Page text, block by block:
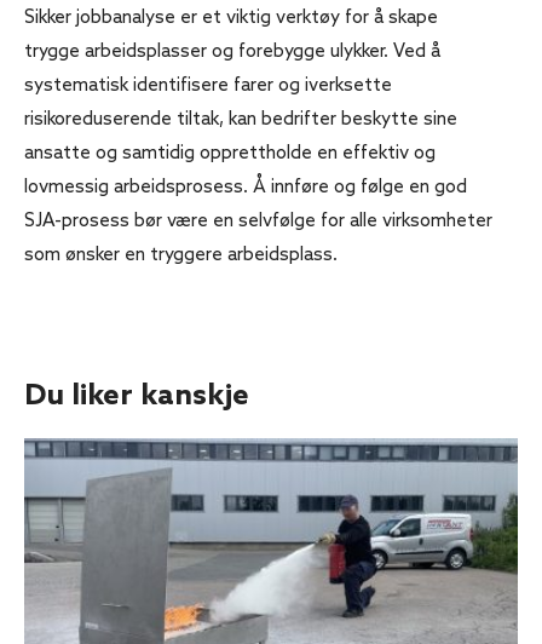
Sikker jobbanalyse er et viktig verktøy for å skape
trygge arbeidsplasser og forebygge ulykker. Ved å
systematisk identifisere farer og iverksette
risikoreduserende tiltak, kan bedrifter beskytte sine
ansatte og samtidig opprettholde en effektiv og
lovmessig arbeidsprosess. Å innføre og følge en god
SJA-prosess bør være en selvfølge for alle virksomheter
som ønsker en tryggere arbeidsplass.
Du liker kanskje